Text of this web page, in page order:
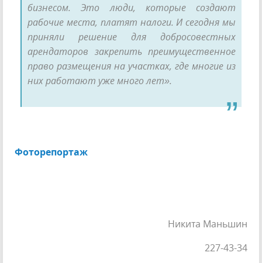
бизнесом. Это люди, которые создают
рабочие места, платят налоги. И сегодня мы
приняли решение для добросовестных
арендаторов закрепить преимущественное
право размещения на участках, где многие из
них работают уже много лет».
Фоторепортаж
Никита Маньшин
227-43-34